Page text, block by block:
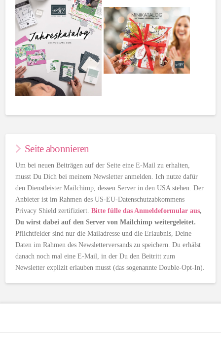
Seite abonnieren
Um bei neuen Beiträgen auf der Seite eine E-Mail zu erhalten,
musst Du Dich bei meinem Newsletter anmelden. Ich nutze dafür
den Dienstleister Mailchimp, dessen Server in den USA stehen. Der
Anbieter ist im Rahmen des US-EU-Datenschutzabkommens
Privacy Shield zertifiziert.Bitte fülle das Anmeldeformular aus,
Du wirst dabei auf den Server von Mailchimp weitergeleitet.
Pflichtfelder sind nur die Mailadresse und die Erlaubnis, Deine
Daten im Rahmen des Newsletterversands zu speichern. Du erhälst
danach noch mal eine E-Mail, in der Du den Beitritt zum
Newsletter explizit erlauben musst (das sogenannte Double-Opt-In).